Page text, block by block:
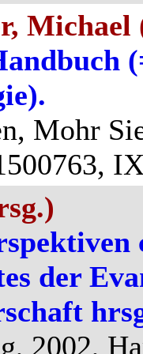
Michael
Mohr
der
2002,